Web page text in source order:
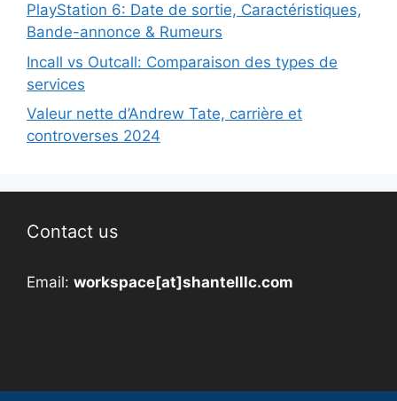
PlayStation 6: Date de sortie, Caractéristiques,
Bande-annonce & Rumeurs
Incall vs Outcall: Comparaison des types de
services
Valeur nette d’Andrew Tate, carrière et
controverses 2024
Contact us
Email: workspace[at]shantelllc.com